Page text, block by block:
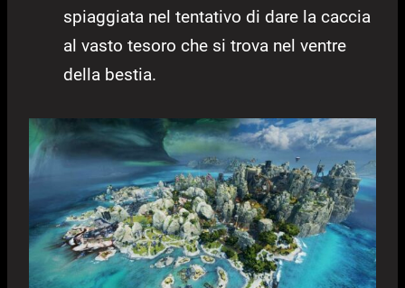
spiaggiata nel tentativo di dare la caccia
al vasto tesoro che si trova nel ventre
della bestia.